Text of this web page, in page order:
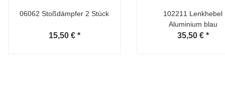
06062 Stoßdämpfer 2 Stück
15,50 € *
102211 Lenkhebel
Aluminium blau
35,50 € *